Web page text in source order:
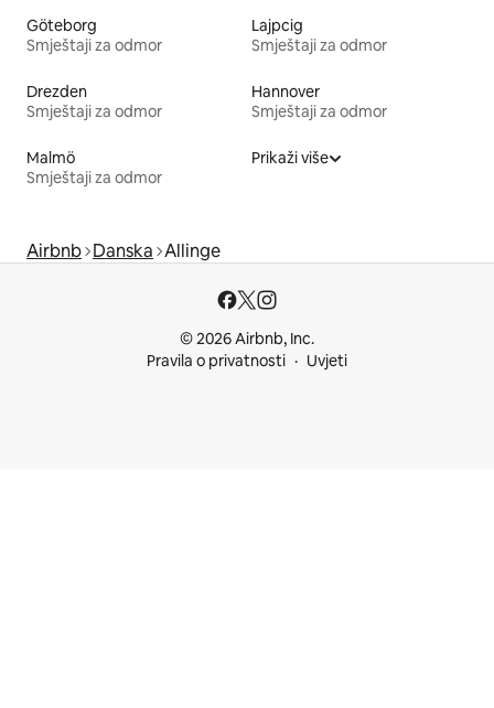
Göteborg
Smještaji za odmor
Lajpcig
Smještaji za odmor
Drezden
Smještaji za odmor
Hannover
Smještaji za odmor
Malmö
Smještaji za odmor
Prikaži više
Airbnb Danska Allinge
© 2026 Airbnb, Inc.
Pravila o privatnosti
Uvjeti